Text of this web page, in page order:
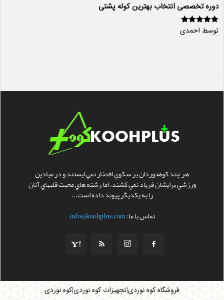
دوره تخصصی انتخاب بهترین کوله پشتی
امتیاز 5از 5
توسط احمدی
هر چند کوهنوردان بر سکوي افتخار نمي ايستند و در ميادين
ورزشي برايشان فرياد نمي کشند، اما رشته هاي محبت قلبهاي آنان
را به يکديگر پيوند داده است...
تماس با ما:info@koohplus.com
فروشگاه کوه نوردی|تجهیزات کوه نوردی|کوه نوردی